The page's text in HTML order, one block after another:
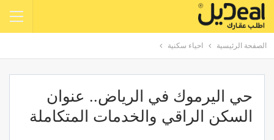
الصفحة الرئيسية احياء سكنية
حي اليرموك في الرياض.. عنوان
السكن الراقي والخدمات المتكاملة